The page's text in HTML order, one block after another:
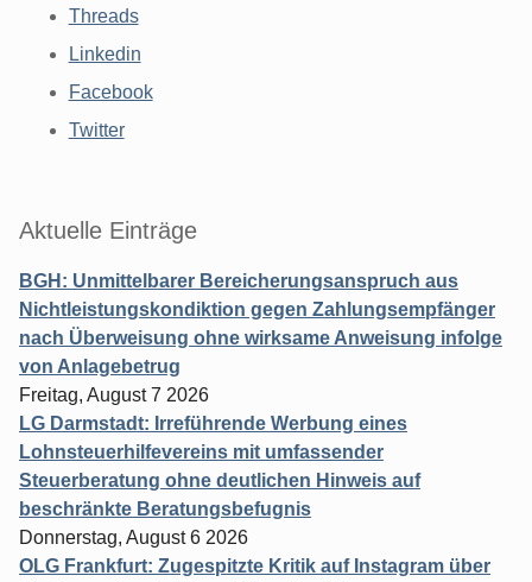
Threads
Linkedin
Facebook
Twitter
Aktuelle Einträge
BGH: Unmittelbarer Bereicherungsanspruch aus
Nichtleistungskondiktion gegen Zahlungsempfänger
nach Überweisung ohne wirksame Anweisung infolge
von Anlagebetrug
Freitag, August 7 2026
LG Darmstadt: Irreführende Werbung eines
Lohnsteuerhilfevereins mit umfassender
Steuerberatung ohne deutlichen Hinweis auf
beschränkte Beratungsbefugnis
Donnerstag, August 6 2026
OLG Frankfurt: Zugespitzte Kritik auf Instagram über